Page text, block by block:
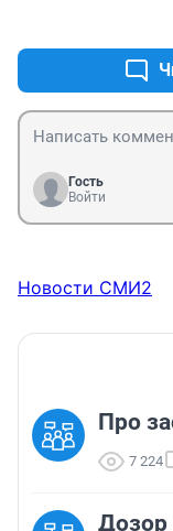
Гость
Войти
Новости СМИ2
Про
7 224
Дозор